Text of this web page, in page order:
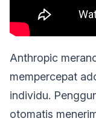
Anthropic
mempercepat
individu.
otomatis